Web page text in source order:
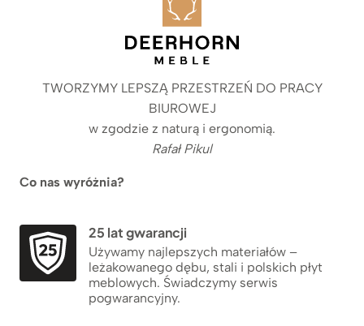
TWORZYMY LEPSZĄ PRZESTRZEŃ DO PRACY
BIUROWEJ
w zgodzie z naturą i ergonomią.
Rafał Pikul
Co nas wyróżnia?
25 lat gwarancji
Używamy najlepszych materiałów –
leżakowanego dębu, stali i polskich płyt
meblowych. Świadczymy serwis
pogwarancyjny.